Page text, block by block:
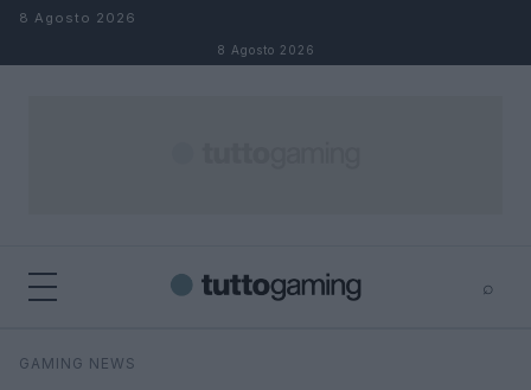
Salta al contenuto
8 Agosto 2026
8 Agosto 2026
⌕
Cerca
GAMING NEWS